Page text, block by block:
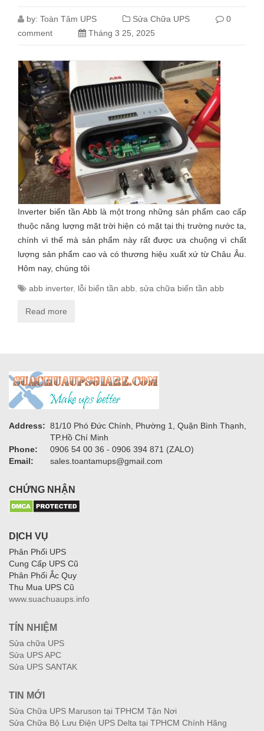
by: Toàn Tâm UPS Sửa Chữa UPS
0
comment
Tháng 3 25, 2025
Inverter biến tần Abb là một trong những sản phẩm cao cấp
thuộc năng lượng mặt trời hiện có mặt tại thị trường nước ta,
chính vì thế mà sản phẩm này rất được ưa chuộng vì chất
lượng sản phẩm cao và có thương hiệu xuất xứ từ Châu Âu.
Hôm nay, chúng tôi
abb inverter, lỗi biến tần abb sửa chữa biến tần abb
Read more
Address: 81/10 Phó Đức Chính, Phường 1, Quận Bình Thạnh,
TP.Hồ Chí Minh
Phone:
0906 54 00 36 - 0906 394 871 (ZALO)
Email:
sales.toantamups@gmail.com
CHỨNG NHẬN
DỊCH VỤ
Phân Phối UPS
Cung Cấp UPS Cũ
Phân Phối Ắc Quy
Thu Mua UPS Cũ
www.suachuaups.info
TÍN NHIỆM
Sửa chữa UPS
Sửa UPS APC
Sửa UPS SANTAK
TIN MỚI
Sửa Chữa UPS Maruson tại TPHCM Tận Nơi
Sửa Chữa Bộ Lưu Điện UPS Delta tại TPHCM Chính Hãng